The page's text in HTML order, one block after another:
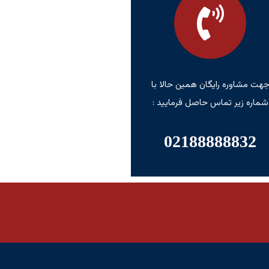
جهت مشاوره رایگان همین حالا با
شماره زیر تماس حاصل فرمایید :
02188888832